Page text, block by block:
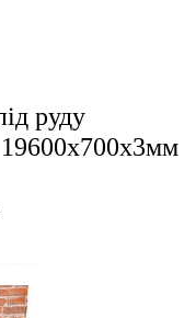
руду
19600x700x3мм